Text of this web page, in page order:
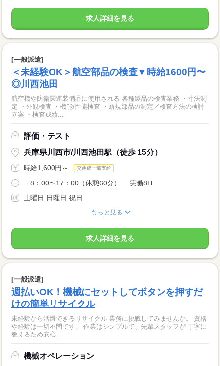
求人詳細を見る
[一般派遣]
＜未経験OK＞航空部品の検査▼時給1600円〜
◎川西池田
航空機や防衛関連装備品に使用される 各種製品の検査業務 ・寸法測
定 ・外観検査 ・機能/性能検査 ・新規部品の測定／検査方法の検討
立案 ・検査成績...
評価・テスト
兵庫県川西市/川西池田駅（徒歩 15分）
時給1,600円～ 交通費一部支給
・8：00〜17：00（休憩60分） 実働8H ・...
土曜日 日曜日 祝日
もっと見る
求人詳細を見る
[一般派遣]
週払いOK！機械にセットしてボタンを押すだ
けの簡単リサイクル
未経験から活躍できるリサイクル 業務に挑戦してみませんか。 資格
や経験は一切不問です。 作業はシンプルで、先輩スタッフが 丁寧に
教えるため安心...
機械オペレーション